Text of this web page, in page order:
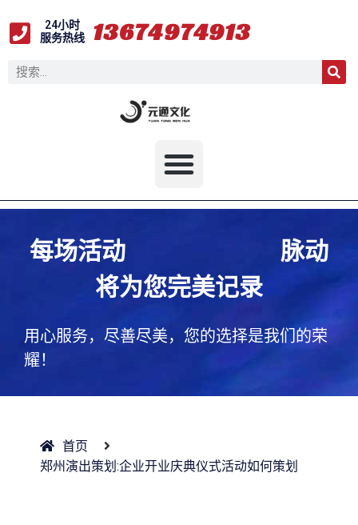
24小时
服务热线
1367497 4
4 9 7 4913
每场活动
脉动
将为您完美记录
用心服务，尽善尽美，您的选择是我们的荣
耀！
首页
郑州演出策划:企业开业庆典仪式活动如何策划